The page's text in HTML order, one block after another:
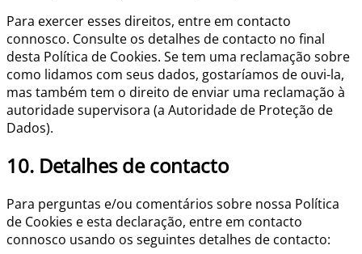
Para exercer esses direitos, entre em contacto
connosco. Consulte os detalhes de contacto no final
desta Política de Cookies. Se tem uma reclamação sobre
como lidamos com seus dados, gostaríamos de ouvi-la,
mas também tem o direito de enviar uma reclamação à
autoridade supervisora (a Autoridade de Proteção de
Dados).
10. Detalhes de contacto
Para perguntas e/ou comentários sobre nossa Política
de Cookies e esta declaração, entre em contacto
connosco usando os seguintes detalhes de contacto: